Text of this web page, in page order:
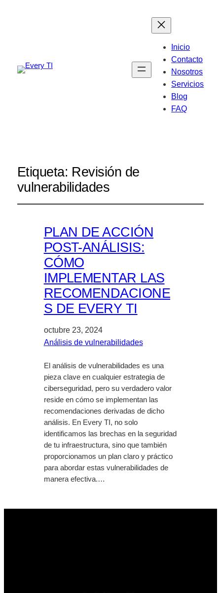
Inicio
Contacto
Nosotros
Servicios
Blog
FAQ
Etiqueta: Revisión de
vulnerabilidades
PLAN DE ACCIÓN
POST-ANÁLISIS:
CÓMO
IMPLEMENTAR LAS
RECOMENDACIONE
S DE EVERY TI
octubre 23, 2024
Análisis de vulnerabilidades
El análisis de vulnerabilidades es una
pieza clave en cualquier estrategia de
ciberseguridad, pero su verdadero valor
reside en cómo se implementan las
recomendaciones derivadas de dicho
análisis. En Every TI, no solo
identificamos las brechas en la seguridad
de tu infraestructura, sino que también
proporcionamos un plan claro y práctico
para abordar estas vulnerabilidades de
manera efectiva.…